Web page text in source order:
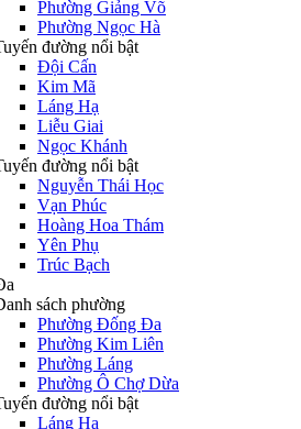
Phường Giảng Võ
Phường Ngọc Hà
đường nổi bật
Đội Cấn
Kim Mã
Láng Hạ
Liễu Giai
Ngọc Khánh
đường nổi bật
Nguyễn Thái Học
Vạn Phúc
Hoàng Hoa Thám
Yên Phụ
Trúc Bạch
sách phường
Phường Đống Đa
Phường Kim Liên
Phường Láng
Phường Ô Chợ Dừa
đường nổi bật
Láng Hạ